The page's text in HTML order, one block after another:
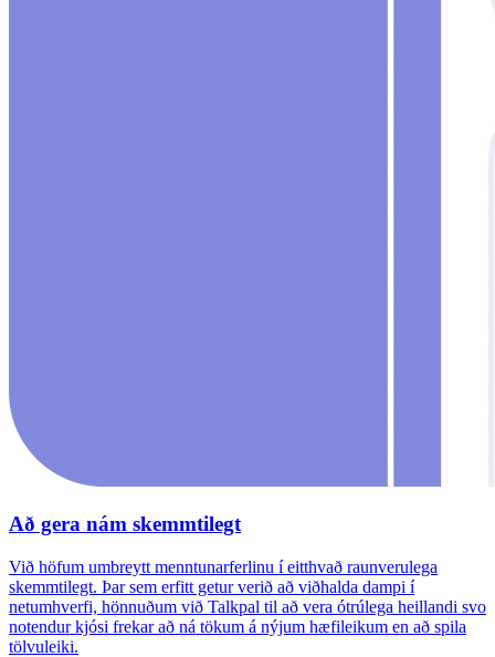
Að gera nám skemmtilegt
Við höfum umbreytt menntunarferlinu í eitthvað raunverulega
skemmtilegt. Þar sem erfitt getur verið að viðhalda dampi í
netumhverfi, hönnuðum við Talkpal til að vera ótrúlega heillandi svo
notendur kjósi frekar að ná tökum á nýjum hæfileikum en að spila
tölvuleiki.